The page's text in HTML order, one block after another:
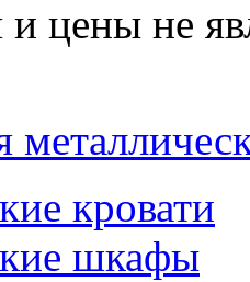
цены не
кровати
шкафы